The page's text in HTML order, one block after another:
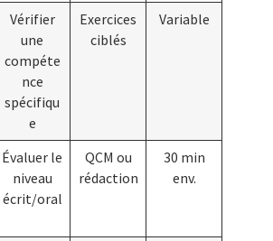
Vérifier
une
compéte
nce
spécifiqu
e
Exercices
ciblés
Variable
Évaluer le
niveau
écrit/oral
QCM ou
rédaction
30 min
env.